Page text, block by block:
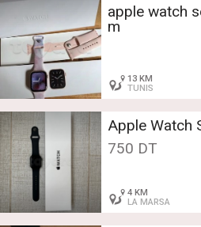
apple watch
m
13 KM
TUNIS
Apple Watch
750 DT
4 KM
LA MARSA